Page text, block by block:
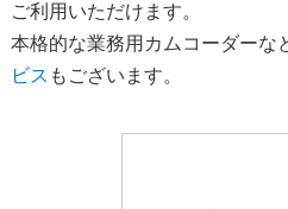
ご利用いただけます。
本格的な業務用カムコーダーな
ビス もございます。